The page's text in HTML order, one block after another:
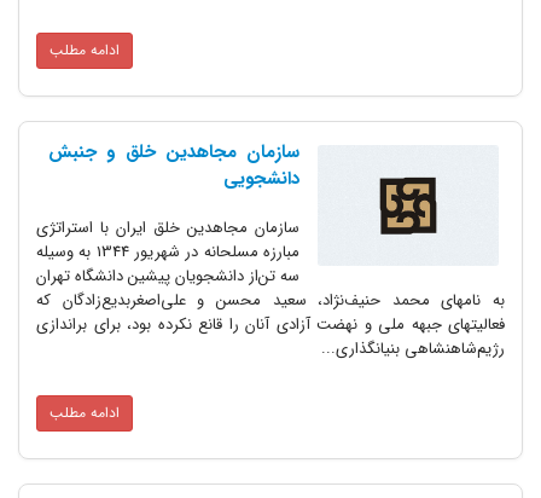
ادامه مطلب
سازمان‌ مجاهدین‌ خلق‌‌ و جنبش‌
دانشجویی‌
سازمان‌ مجاهدین‌ خلق‌ ایران‌ با استراتژی‌
مبارزه‌ مسلحانه‌ در شهریور 1344 به‌ وسیله‌
سه‌ تن‌از دانشجویان‌ پیشین‌ دانشگاه‌ تهران‌
به‌ نامهای‌ محمد حنیف‌نژاد، سعید محسن‌ و علی‌اصغربدیع‌زادگان‌ که‌
فعالیتهای‌ جبهه‌ ملی‌ و نهضت‌ آزادی‌ آنان‌ را قانع‌ نکرده‌ بود، برای‌ براندازی‌
رژیم‌شاهنشاهی‌ بنیانگذاری‌...
ادامه مطلب